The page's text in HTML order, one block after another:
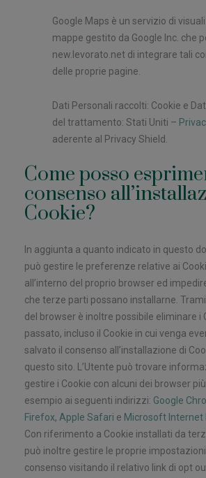
Google Maps è un servizio di
mappe gestito da Google Inc. che
new.levorato.net di integrare tali
delle proprie pagine.
Dati Personali raccolti: Cookie e
del trattamento: Stati Uniti –
aderente al Privacy Shield.
Come posso
consenso
Cookie?
In aggiunta a quanto indicato in questo
può gestire le preferenze relative ai
all’interno del proprio browser ed
che terze parti possano installarne.
del browser è inoltre possibile eliminare i
passato, incluso il Cookie in cui venga
salvato il consenso all’installazione di
questo sito. L’Utente può trovare
gestire i Cookie con alcuni dei browser
esempio ai seguenti indirizzi: Google
Firefox, Apple Safari e Microsoft Internet
Con riferimento a Cookie installati da
può inoltre gestire le proprie impostazioni
consenso visitando il relativo link di opt